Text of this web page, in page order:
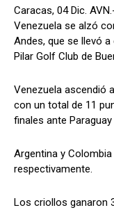
Caracas, 04 Dic.
Venezuela se alzó
Andes, que se llevó
Pilar Golf Club de
Venezuela ascendió
con un total de 11
finales ante Paraguay
Argentina y
respectivamente.
Los criollos ganaron